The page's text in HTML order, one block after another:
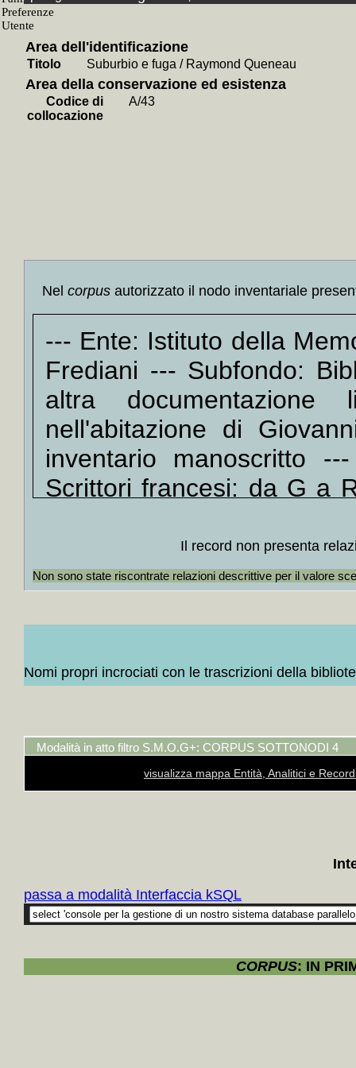
+La
+Per
+ La
+
Lesage
+
Lesage
+Il
+Il
+
+
+
+++
+Dal
+
V+MAP
+
Shaw,
+
latina
+
Cuba
Volponi
Area dell'identificazione
Titolo Suburbio e fuga / Raymond Queneau
Area della conservazione ed esistenza
Codice di
collocazione
A/43
Nelcorpus autorizzato il nodo inventariale
--- Ente: Istituto della
Frediani --- Subfondo:
altra
nell'abitazione di
inventario manoscritto
Scrittori francesi: da G a
Catalogo ISBD(G)
Il record non presenta
Non sono state riscontrate relazioni descrittive per il valore
Nomi propri incrociati con le trascrizioni della
Modalità in atto filtro S.M.O.G+: CORPUS SOTTONODI 4
visualizza mappa Entità, Analitici e
passa a modalità Interfaccia kSQL
CORPUS: IN